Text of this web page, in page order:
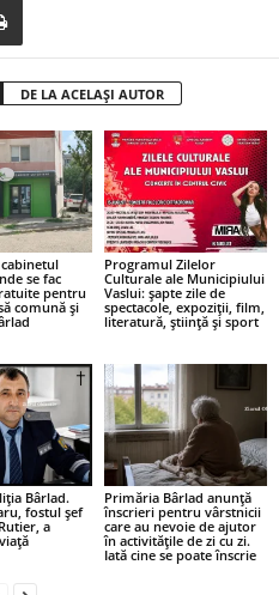
DE LA ACELAȘI AUTOR
cabinetul
se fac
pentru
comună și
Programul Zilelor
Culturale ale Municipiului
Vaslui: șapte zile de
spectacole, expoziții, film,
literatură, știință și sport
Bârlad.
fostul șef
a
Primăria Bârlad anunță
înscrieri pentru vârstnicii
care au nevoie de ajutor
în activitățile de zi cu zi.
Iată cine se poate înscrie